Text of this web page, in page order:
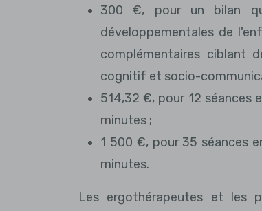
300 €, pour un bilan
développementales de
complémentaires ciblant
cognitif et socio-
514,32 €, pour 12 séances
minutes ;
1 500 €, pour 35 séances
minutes.
Les ergothérapeutes et les